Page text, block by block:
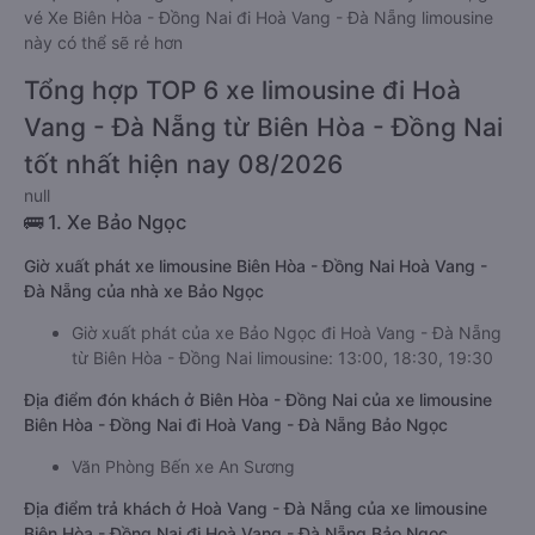
vé Xe Biên Hòa - Đồng Nai đi Hoà Vang - Đà Nẵng limousine
này có thể sẽ rẻ hơn
Tổng hợp TOP 6 xe limousine đi Hoà
Vang - Đà Nẵng từ Biên Hòa - Đồng Nai
tốt nhất hiện nay 08/2026
null
🚌 1. Xe Bảo Ngọc
Giờ xuất phát xe limousine Biên Hòa - Đồng Nai Hoà Vang -
Đà Nẵng của nhà xe Bảo Ngọc
Giờ xuất phát của xe Bảo Ngọc đi Hoà Vang - Đà Nẵng
từ Biên Hòa - Đồng Nai limousine: 13:00, 18:30, 19:30
Địa điểm đón khách ở Biên Hòa - Đồng Nai của xe limousine
Biên Hòa - Đồng Nai đi Hoà Vang - Đà Nẵng Bảo Ngọc
Văn Phòng Bến xe An Sương
Địa điểm trả khách ở Hoà Vang - Đà Nẵng của xe limousine